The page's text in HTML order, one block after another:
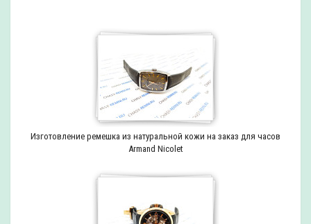
Изготовление ремешка из натуральной кожи на заказ для часов
Armand Nicolet